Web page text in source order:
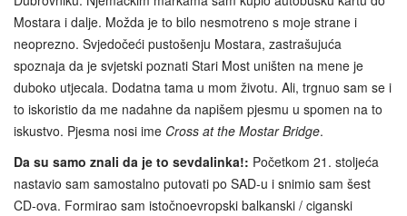
Mostara i dalje. Možda je to bilo nesmotreno s moje strane i
neoprezno. Svjedočeći pustošenju Mostara, zastrašujuća
spoznaja da je svjetski poznati Stari Most uništen na mene je
duboko utjecala. Dodatna tama u mom životu. Ali, trgnuo sam se i
to iskoristio da me nadahne da napišem pjesmu u spomen na to
iskustvo. Pjesma nosi ime Cross at the Mostar Bridge.
Da su samo znali da je to sevdalinka!: Početkom 21. stoljeća
nastavio sam samostalno putovati po SAD-u i snimio sam šest
CD-ova. Formirao sam istočnoevropski balkanski / ciganski